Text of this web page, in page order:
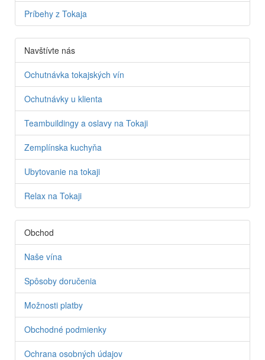
Príbehy z Tokaja
Navštívte nás
Ochutnávka tokajských vín
Ochutnávky u klienta
Teambuildingy a oslavy na Tokaji
Zemplínska kuchyňa
Ubytovanie na tokaji
Relax na Tokaji
Obchod
Naše vína
Spôsoby doručenia
Možnosti platby
Obchodné podmienky
Ochrana osobných údajov